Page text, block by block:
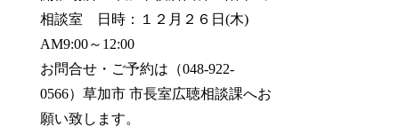
相談室 日時：１２月２６日(木)
AM9:00～12:00
お問合せ・ご予約は（048-922-
0566）草加市 市長室広聴相談課へお
願い致します。